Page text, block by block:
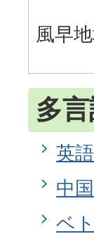
風早
多
英
中
ベ